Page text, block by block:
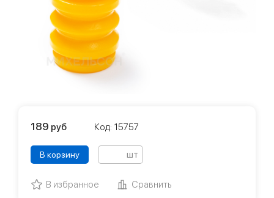
189 руб Код: 15757
В корзину шт
В избранное Сравнить